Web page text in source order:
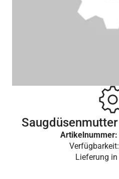
Artikelnummer:
Verfügbarkeit:
Lieferung in